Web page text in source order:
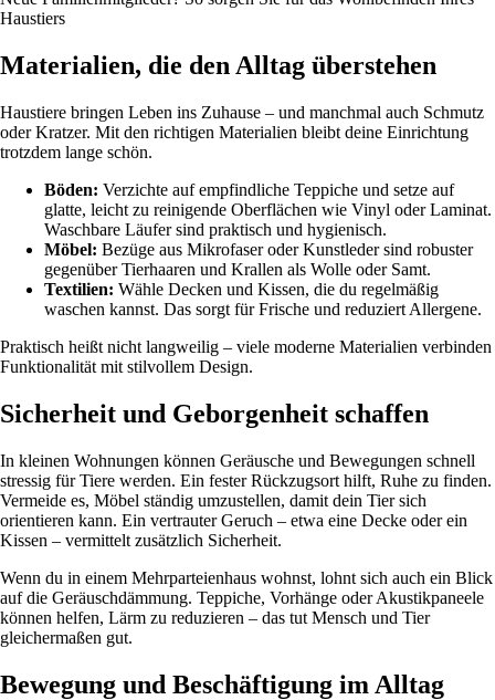
Haustiers
Materialien, die den Alltag überstehen
Haustiere bringen Leben ins Zuhause – und manchmal auch Schmutz
oder Kratzer. Mit den richtigen Materialien bleibt deine Einrichtung
trotzdem lange schön.
Böden: Verzichte auf empfindliche Teppiche und setze auf
glatte, leicht zu reinigende Oberflächen wie Vinyl oder Laminat.
Waschbare Läufer sind praktisch und hygienisch.
Möbel: Bezüge aus Mikrofaser oder Kunstleder sind robuster
gegenüber Tierhaaren und Krallen als Wolle oder Samt.
Textilien: Wähle Decken und Kissen, die du regelmäßig
waschen kannst. Das sorgt für Frische und reduziert Allergene.
Praktisch heißt nicht langweilig – viele moderne Materialien verbinden
Funktionalität mit stilvollem Design.
Sicherheit und Geborgenheit schaffen
In kleinen Wohnungen können Geräusche und Bewegungen schnell
stressig für Tiere werden. Ein fester Rückzugsort hilft, Ruhe zu finden.
Vermeide es, Möbel ständig umzustellen, damit dein Tier sich
orientieren kann. Ein vertrauter Geruch – etwa eine Decke oder ein
Kissen – vermittelt zusätzlich Sicherheit.
Wenn du in einem Mehrparteienhaus wohnst, lohnt sich auch ein Blick
auf die Geräuschdämmung. Teppiche, Vorhänge oder Akustikpaneele
können helfen, Lärm zu reduzieren – das tut Mensch und Tier
gleichermaßen gut.
Bewegung und Beschäftigung im Alltag